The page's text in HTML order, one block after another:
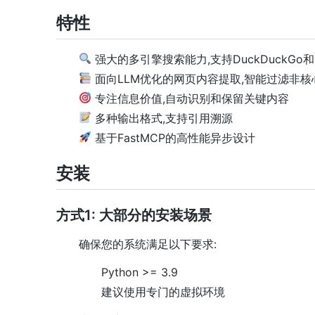
特性
强大的多引擎搜索能力,支持DuckDuckGo
面向LLM优化的网页内容提取,智能过滤非核
专注信息价值,自动识别和保留关键内容
多种输出格式,支持引用溯源
基于FastMCP的高性能异步设计
安装
方式1: 大部分的安装场景
确保您的系统满足以下要求:
Python >= 3.9
建议使用专门的虚拟环境